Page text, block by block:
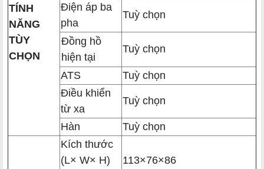
TÍNH
NĂNG
TÙY
CHỌN
Điện áp ba
pha
Tuỳ chọn
Đồng hồ
hiện tại
Tuỳ chọn
ATS
Tuỳ chọn
Điều khiển
từ xa
Tuỳ chọn
Hàn Tuỳ chọn
Kích thước
(L× W× H)
113×76×86